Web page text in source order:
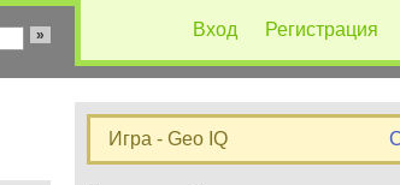
Вход Регистрация
»
Игра - Geo IQ